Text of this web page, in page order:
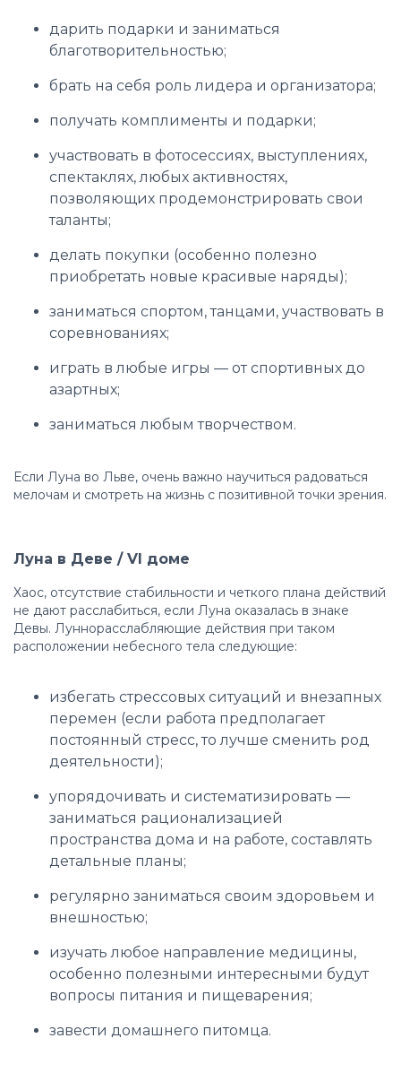
дарить подарки и заниматься
благотворительностью;
брать на себя роль лидера и организатора;
получать комплименты и подарки;
участвовать в фотосессиях, выступлениях,
спектаклях, любых активностях,
позволяющих продемонстрировать свои
таланты;
делать покупки (особенно полезно
приобретать новые красивые наряды);
заниматься спортом, танцами, участвовать в
соревнованиях;
играть в любые игры — от спортивных до
азартных;
заниматься любым творчеством.
Если Луна во Льве, очень важно научиться радоваться
мелочам и смотреть на жизнь с позитивной точки зрения.
Луна в Деве / VI доме
Хаос, отсутствие стабильности и четкого плана действий
не дают расслабиться, если Луна оказалась в знаке
Девы. Луннорасслабляющие действия при таком
расположении небесного тела следующие:
избегать стрессовых ситуаций и внезапных
перемен (если работа предполагает
постоянный стресс, то лучше сменить род
деятельности);
упорядочивать и систематизировать —
заниматься рационализацией
пространства дома и на работе, составлять
детальные планы;
регулярно заниматься своим здоровьем и
внешностью;
изучать любое направление медицины,
особенно полезными интересными будут
вопросы питания и пищеварения;
завести домашнего питомца.